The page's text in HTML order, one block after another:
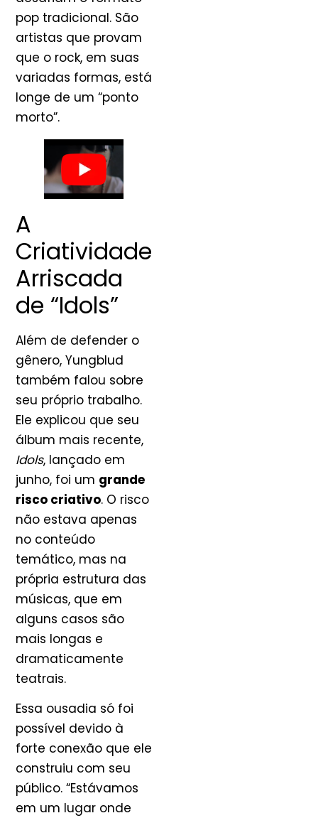
pop tradicional. São
artistas que provam
que o rock, em suas
variadas formas, está
longe de um “ponto
morto”.
A
Criatividade
Arriscada
de “Idols”
Além de defender o
gênero, Yungblud
também falou sobre
seu próprio trabalho.
Ele explicou que seu
álbum mais recente,
Idols, lançado em
junho, foi um grande
risco criativo. O risco
não estava apenas
no conteúdo
temático, mas na
própria estrutura das
músicas, que em
alguns casos são
mais longas e
dramaticamente
teatrais.
Essa ousadia só foi
possível devido à
forte conexão que ele
construiu com seu
público. “Estávamos
em um lugar onde